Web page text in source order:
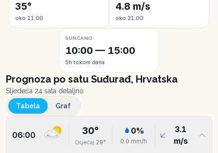
35°
oko 11:00
4.8 m/s
oko 21:00
SUNČANO
10:00 — 15:00
5h tokom dana
Prognoza po satu Suđurađ, Hrvatska
Sljedeća 24 sata detaljno
Tabela
Graf
06:00 30°
Osjećaj 29°
0%
0.0 mm/h
3.1
m/s